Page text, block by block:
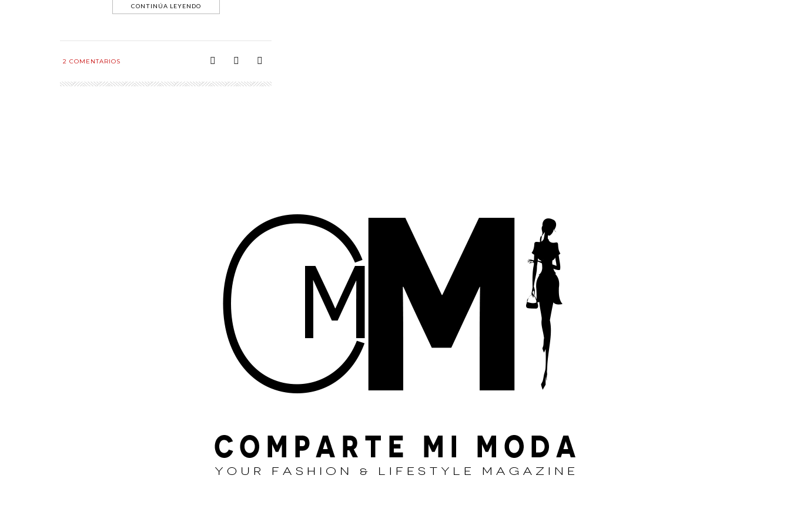
CONTINÚA LEYENDO
2 COMENTARIOS